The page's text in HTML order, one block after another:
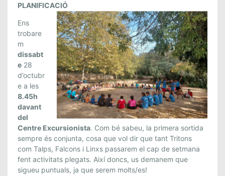
A
D
’
I
N
I
C
I
D
E
C
U
R
S
D
PLANIFICACIÓ
Ens
trobare
m
dissabt
e 28
d’octubr
e a les
8.45h
davant
del
Centre Excursionista. Com bé sabeu, la primera sortida
sempre és conjunta, cosa que vol dir que tant Tritons
com Talps, Falcons i Linxs passarem el cap de setmana
fent activitats plegats. Així doncs, us demanem que
sigueu puntuals, ja que serem molts/es!